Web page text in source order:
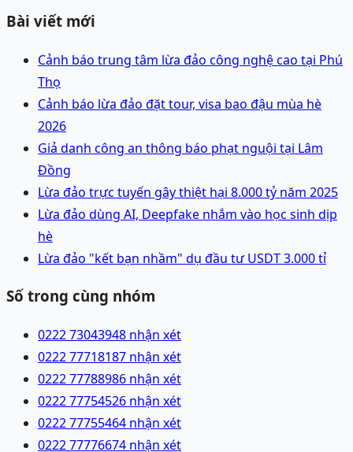
Bài viết mới
Cảnh báo trung tâm lừa đảo công nghệ cao tại Phú
Thọ
Cảnh báo lừa đảo đặt tour, visa bao đậu mùa hè
2026
Giả danh công an thông báo phạt nguội tại Lâm
Đồng
Lừa đảo trực tuyến gây thiệt hại 8.000 tỷ năm 2025
Lừa đảo dùng AI, Deepfake nhắm vào học sinh dịp
hè
Lừa đảo "kết bạn nhầm" dụ đầu tư USDT 3.000 tỉ
Số trong cùng nhóm
0222 73043948 nhận xét
0222 77718187 nhận xét
0222 77788986 nhận xét
0222 77754526 nhận xét
0222 77755464 nhận xét
0222 77776674 nhận xét